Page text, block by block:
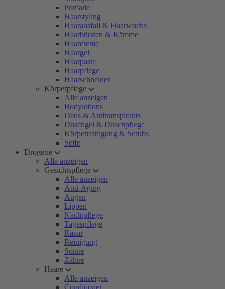
Pomade
Haarstyling
Haarausfall & Haarwuchs
Haarbürsten & Kämme
Haarcreme
Haargel
Haarpaste
Haarpflege
Haarschneider
Körperpflege
Alle anzeigen
Bodylotions
Deos & Antitranspirants
Duschgel & Duschpflege
Körperreinigung & Scrubs
Seife
Drogerie
Alle anzeigen
Gesichtspflege
Alle anzeigen
Anti-Aging
Augen
Lippen
Nachtpflege
Tagespflege
Rasur
Reinigung
Sonne
Zähne
Haare
Alle anzeigen
Conditioner